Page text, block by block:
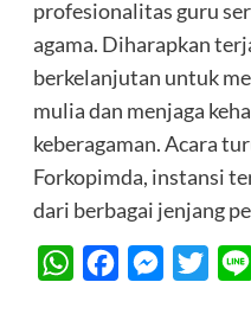
profesionalitas guru
agama. Diharapkan
berkelanjutan untuk
mulia dan menjaga
keberagaman. Acara
Forkopimda, instansi
dari berbagai jenjang
WhatsAppFacebookMessenger